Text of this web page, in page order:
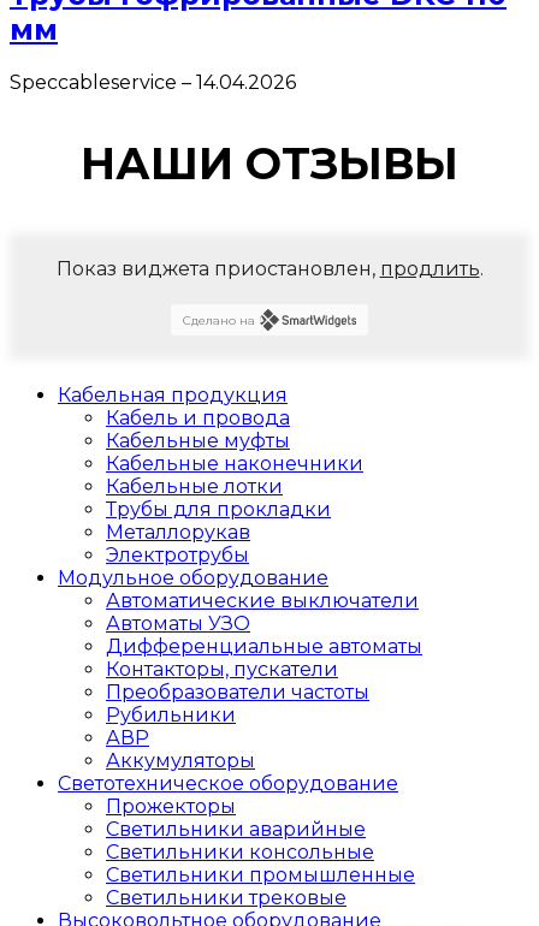
мм
Speccableservice – 14.04.2026
НАШИ ОТЗЫВЫ
Показ виджета приостановлен, продлить.
Сделано на
Кабельная продукция
Кабель и провода
Кабельные муфты
Кабельные наконечники
Кабельные лотки
Трубы для прокладки
Металлорукав
Электротрубы
Модульное оборудование
Автоматические выключатели
Автоматы УЗО
Дифференциальные автоматы
Контакторы, пускатели
Преобразователи частоты
Рубильники
АВР
Аккумуляторы
Светотехническое оборудование
Прожекторы
Светильники аварийные
Светильники консольные
Светильники промышленные
Светильники трековые
Высоковольтное оборудование